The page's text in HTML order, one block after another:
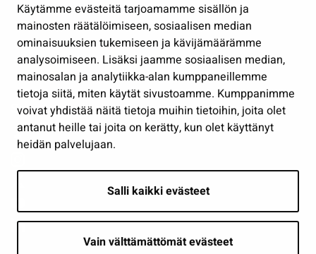
Käytämme evästeitä tarjoamamme sisällön ja
mainosten räätälöimiseen, sosiaalisen median
ominaisuuksien tukemiseen ja kävijämäärämme
analysoimiseen. Lisäksi jaamme sosiaalisen median,
mainosalan ja analytiikka-alan kumppaneillemme
tietoja siitä, miten käytät sivustoamme. Kumppanimme
voivat yhdistää näitä tietoja muihin tietoihin, joita olet
antanut heille tai joita on kerätty, kun olet käyttänyt
heidän palvelujaan.
Salli kaikki evästeet
Vain välttämättömät evästeet
Työ ja yrittäminen
Osallistu ja asioi
Näytä omat evästeasetukseni
Seuraa meitä